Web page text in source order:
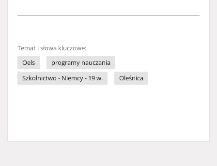
Temat i słowa kluczowe:
Oels
programy nauczania
Szkolnictwo - Niemcy - 19 w.
Oleśnica